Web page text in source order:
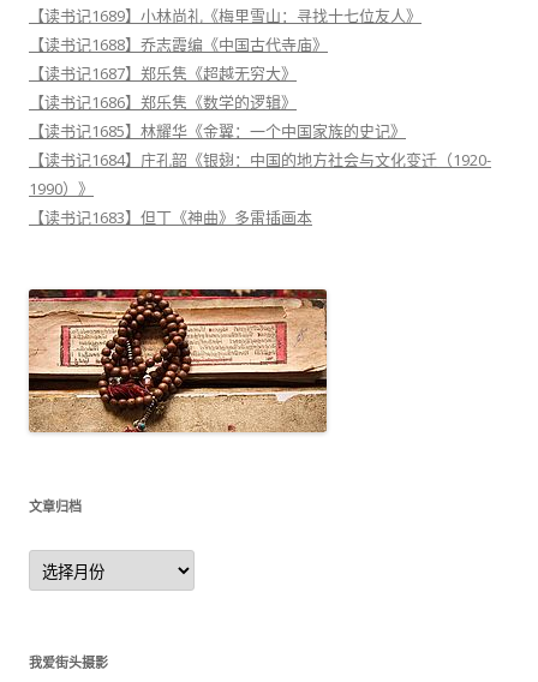
【读书记1689】小林尚礼《梅里雪山：寻找十七位友人》
【读书记1688】乔志霞编《中国古代寺庙》
【读书记1687】郑乐隽《超越无穷大》
【读书记1686】郑乐隽《数学的逻辑》
【读书记1685】林耀华《金翼：一个中国家族的史记》
【读书记1684】庄孔韶《银翅：中国的地方社会与文化变迁（1920-
1990）》
【读书记1683】但丁《神曲》多雷插画本
文章归档
文
章
归
我爱街头摄影